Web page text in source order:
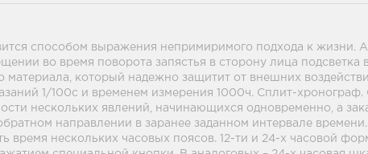
способом выражения непримиримого подхода к жизни.
во время поворота запястья в сторону лица подсветка
который надежно защитит от внешних
1/100с и временем измерения 1000ч. Сплит-хронограф.
нескольких явлений, начинающихся одновременно, а
направлении в заранее заданном интервале времени.
нескольких часовых поясов. 12-ти и 24-х часовой